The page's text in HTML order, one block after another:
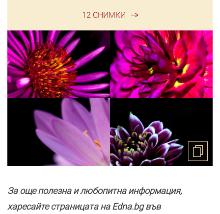
12 СНИМКИ
За още полезнa и любопитна информация,
харесайте страницата нa Edna.bg във